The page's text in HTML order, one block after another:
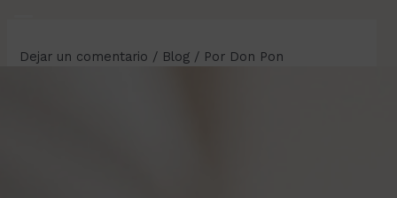
contenido
Dejar un comentario / Blog / Por Don Pon